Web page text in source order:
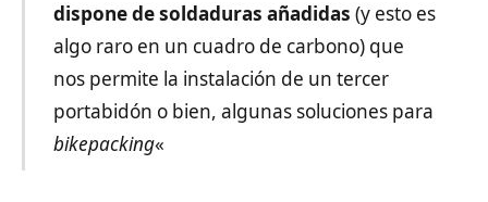
dispone de soldaduras añadidas (y esto es
algo raro en un cuadro de carbono) que
nos permite la instalación de un tercer
portabidón o bien, algunas soluciones para
bikepacking«